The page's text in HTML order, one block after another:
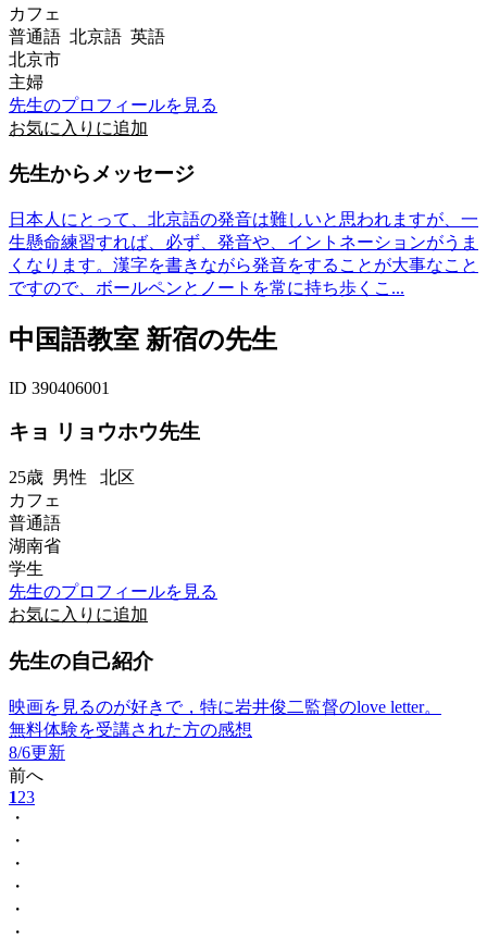
カフェ
普通語 北京語 英語
北京市
主婦
先生のプロフィールを見る
お気に入りに追加
先生からメッセージ
日本人にとって、北京語の発音は難しいと思われますが、一
生懸命練習すれば、必ず、発音や、イントネーションがうま
くなります。漢字を書きながら発音をすることが大事なこと
ですので、ボールペンとノートを常に持ち歩くこ...
中国語教室 新宿の先生
ID 390406001
キョ リョウホウ先生
25歳 男性 北区
カフェ
普通語
湖南省
学生
先生のプロフィールを見る
お気に入りに追加
先生の自己紹介
映画を見るのが好きで，特に岩井俊二監督のlove letter。
無料体験を受講された方の感想
8/6更新
前へ
123
・
・
・
・
・
・